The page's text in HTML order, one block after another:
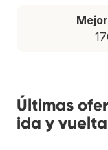
Últimas
ida y vuelta